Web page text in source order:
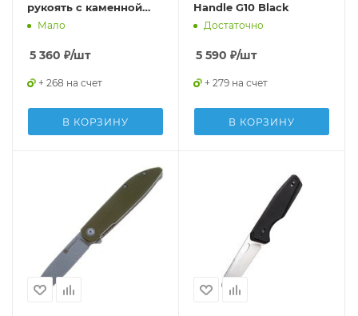
рукоять с каменной
отделкой G10 бордовая
Мало
5 360 ₽/шт
+ 268 на счет
В КОРЗИНУ
Handle G10 Black
Достаточно
5 590 ₽/шт
+ 279 на счет
В КОРЗИНУ